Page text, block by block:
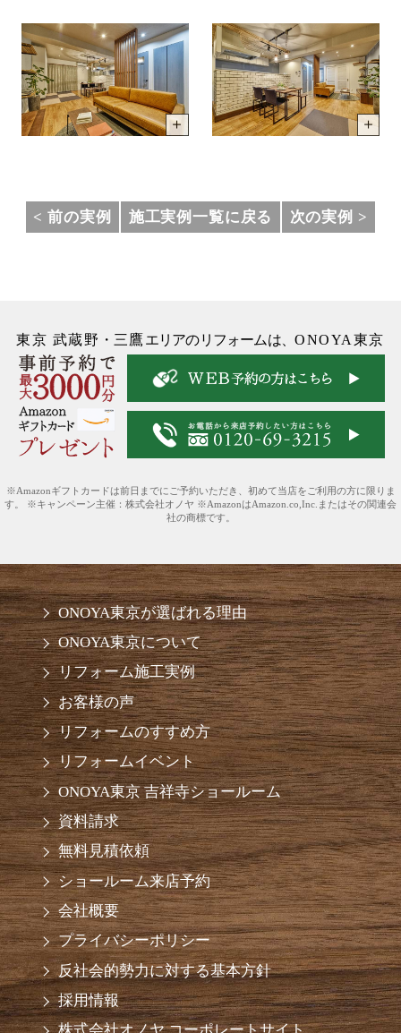
< 前の実例 施工実例一覧に戻る 次の実例 >
東京 武蔵野 ・ 三鷹 エリアのリフォームは、ONOYA東京
※Amazonギフトカードは前日までにご予約いただき、初めて当店をご利用の方に限りま
す。 ※キャンペーン主催：株式会社オノヤ ※AmazonはAmazon.co,Inc.またはその関連会
社の商標です。
ONOYA東京が選ばれる理由
ONOYA東京について
リフォーム施工実例
お客様の声
リフォームのすすめ方
リフォームイベント
ONOYA東京 吉祥寺ショールーム
資料請求
無料見積依頼
ショールーム来店予約
会社概要
プライバシーポリシー
反社会的勢力に対する基本方針
採用情報